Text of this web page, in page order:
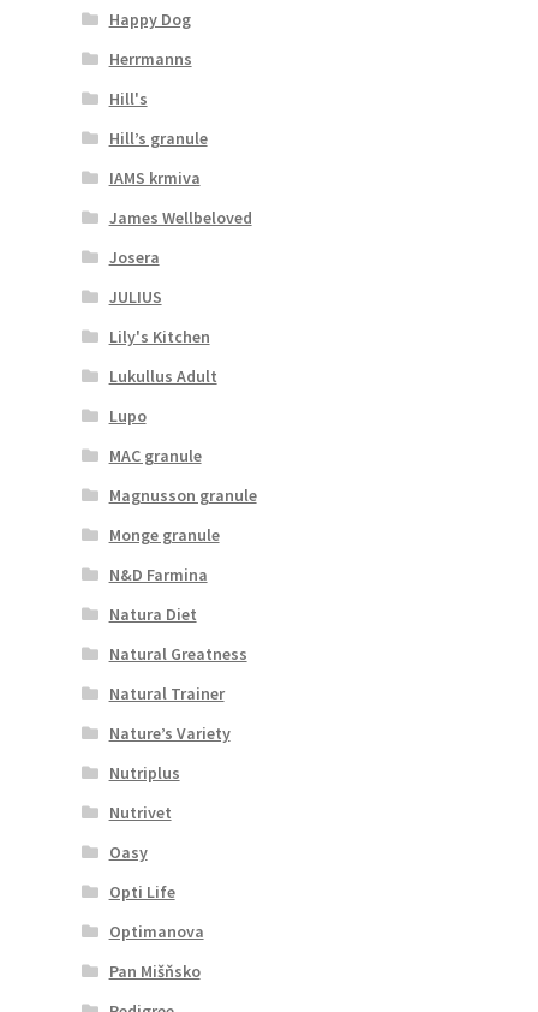
Happy Dog
Herrmanns
Hill's
Hill’s granule
IAMS krmiva
James Wellbeloved
Josera
JULIUS
Lily's Kitchen
Lukullus Adult
Lupo
MAC granule
Magnusson granule
Monge granule
N&D Farmina
Natura Diet
Natural Greatness
Natural Trainer
Nature’s Variety
Nutriplus
Nutrivet
Oasy
Opti Life
Optimanova
Pan Mišňsko